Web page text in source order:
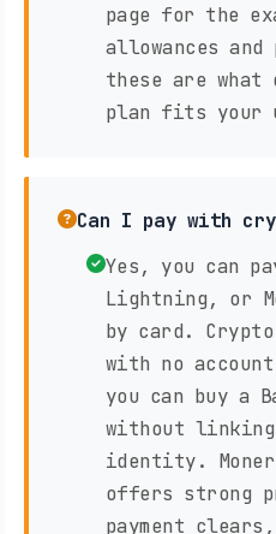
page for the
allowances
these are what
plan fits your
Can I pay with
Yes, you can
Lightning, or
by card. Crypto
with no
you can buy a
without
identity.
offers strong
payment